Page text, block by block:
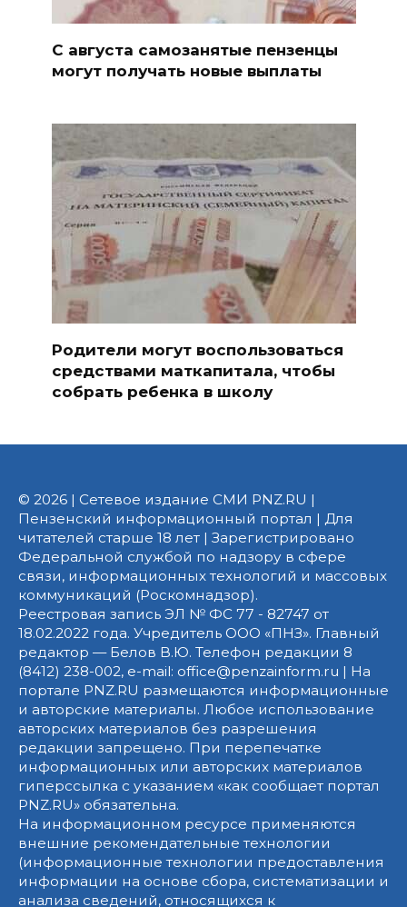
С августа самозанятые пензенцы
могут получать новые выплаты
Родители могут воспользоваться
средствами маткапитала, чтобы
собрать ребенка в школу
© 2026 | Сетевое издание СМИ PNZ.RU |
Пензенский информационный портал | Для
читателей старше 18 лет | Зарегистрировано
Федеральной службой по надзору в сфере
связи, информационных технологий и массовых
коммуникаций (Роскомнадзор).
Реестровая запись ЭЛ № ФС 77 - 82747 от
18.02.2022 года. Учредитель ООО «ПНЗ». Главный
редактор — Белов В.Ю. Телефон редакции 8
(8412) 238-002, e-mail: office@penzainform.ru | На
портале PNZ.RU размещаются информационные
и авторские материалы. Любое использование
авторских материалов без разрешения
редакции запрещено. При перепечатке
информационных или авторских материалов
гиперссылка с указанием «как сообщает портал
PNZ.RU» обязательна.
На информационном ресурсе применяются
внешние рекомендательные технологии
(информационные технологии предоставления
информации на основе сбора, систематизации и
анализа сведений, относящихся к